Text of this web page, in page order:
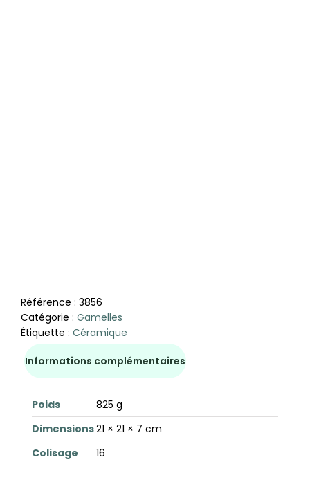
Référence : 3856
Catégorie : Gamelles
Étiquette : Céramique
Informations complémentaires
Poids
825 g
Dimensions21 × 21 × 7 cm
Colisage
16